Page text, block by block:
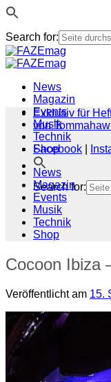
Search for:
Zum
Inhalt
News
Magazin
Events
Musik
Technik
Shop
Search for:
Exklusiv für
von
Facebook
News
Magazin
Events
Musik
Technik
Shop
Cocoon Ibiza
Veröffentlicht am 15.